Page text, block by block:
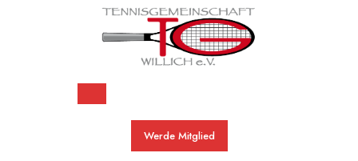
OpenWerde Mitglied